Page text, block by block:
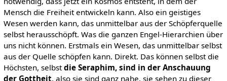
Mensch die Freiheit entwickeln kann. Also ein geistiges
Wesen werden kann, das unmittelbar aus der Schöpferquelle
selbst herausschöpft. Was die ganzen Engel-Hierarchien über
uns nicht können. Erstmals ein Wesen, das unmittelbar selbst
aus der Quelle schöpfen kann. Direkt. Das können selbst die
Höchsten, selbstdie Seraphim, sind in der Anschauung
der Gottheit, also sie sind ganz nahe, sie sehen zu dieser